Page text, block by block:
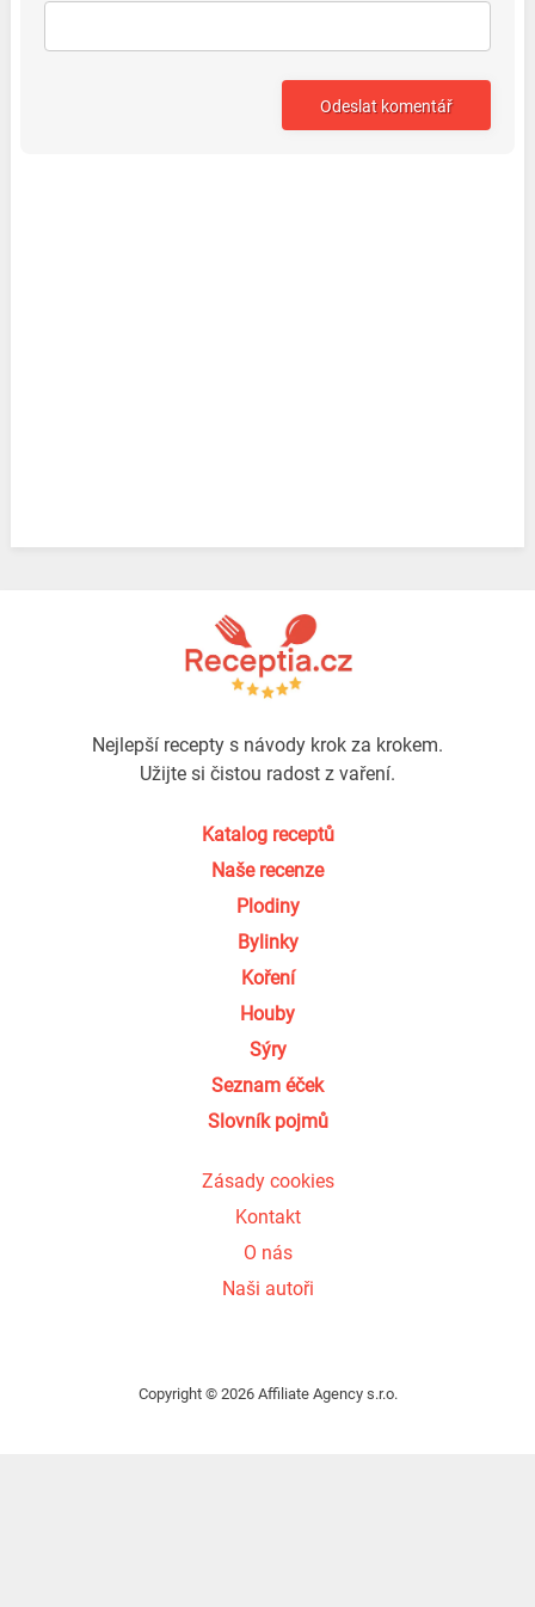
Nejlepší recepty s návody krok za krokem.
Užijte si čistou radost z vaření.
Katalog receptů
Naše recenze
Plodiny
Bylinky
Koření
Houby
Sýry
Seznam éček
Slovník pojmů
Zásady cookies
Kontakt
O nás
Naši autoři
Copyright © 2026 Affiliate Agency s.r.o.